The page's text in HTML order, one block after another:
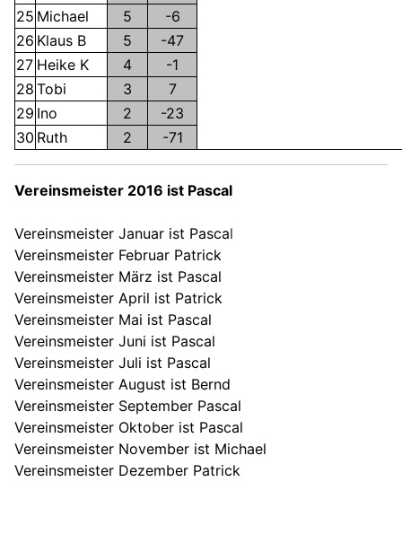
25 Michael 5
-6
26 Klaus B 5
-47
27 Heike K 4
-1
28 Tobi 3
7
29 Ino 2
-23
30 Ruth 2 -71
Vereinsmeister 2016 ist Pascal
Vereinsmeister Januar ist Pascal
Vereinsmeister Februar Patrick
Vereinsmeister März ist Pascal
Vereinsmeister April ist Patrick
Vereinsmeister Mai ist Pascal
Vereinsmeister Juni ist Pascal
Vereinsmeister Juli ist Pascal
Vereinsmeister August ist Bernd
Vereinsmeister September Pascal
Vereinsmeister Oktober ist Pascal
Vereinsmeister November ist Michael
Vereinsmeister Dezember Patrick